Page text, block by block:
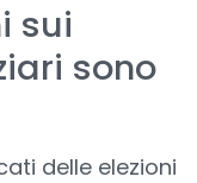
sui
sono
delle elezioni